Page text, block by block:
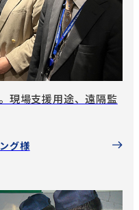
現場支援用途、遠隔監
グ様